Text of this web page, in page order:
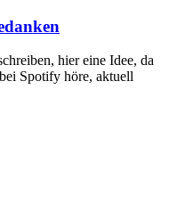
hier eine Idee, da
Spotify höre, aktuell